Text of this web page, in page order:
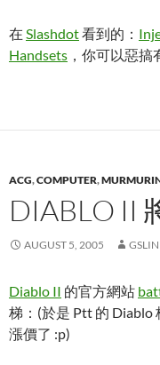
在 Slashdot看到的：
Handsets ，你可以惡
ACG,COMPUTER,
DIABLO II
AUGUST 5, 2005 GSLIN
Diablo II 的官方網站
梯：(於是 Ptt 的 Diablo
漲價了 :p)